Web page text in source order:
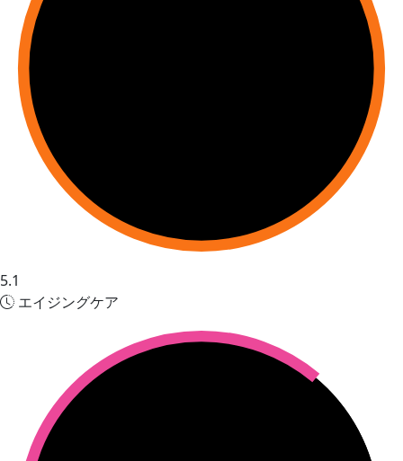
5.1
エイジングケア